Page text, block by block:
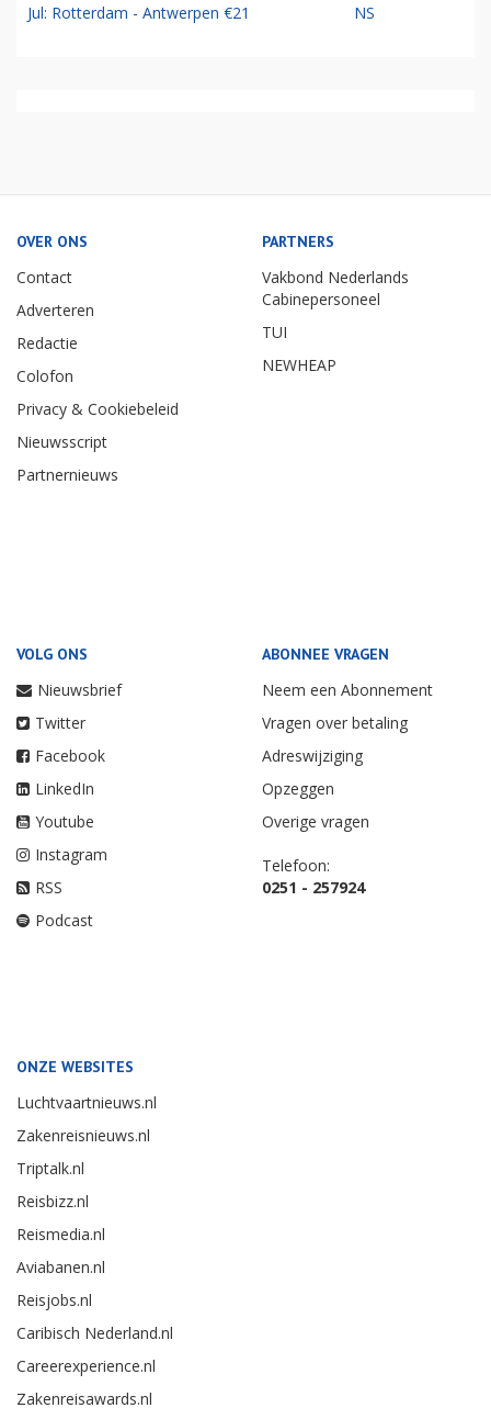
Jul: Rotterdam - Antwerpen €21 NS
OVER ONS
Contact
Adverteren
Redactie
Colofon
Privacy & Cookiebeleid
Nieuwsscript
Partnernieuws
PARTNERS
Vakbond Nederlands
Cabinepersoneel
TUI
NEWHEAP
VOLG ONS
Nieuwsbrief
Twitter
Facebook
LinkedIn
Youtube
Instagram
RSS
Podcast
ABONNEE VRAGEN
Neem een Abonnement
Vragen over betaling
Adreswijziging
Opzeggen
Overige vragen
Telefoon:
0251 - 257924
ONZE WEBSITES
Luchtvaartnieuws.nl
Zakenreisnieuws.nl
Triptalk.nl
Reisbizz.nl
Reismedia.nl
Aviabanen.nl
Reisjobs.nl
Caribisch Nederland.nl
Careerexperience.nl
Zakenreisawards.nl